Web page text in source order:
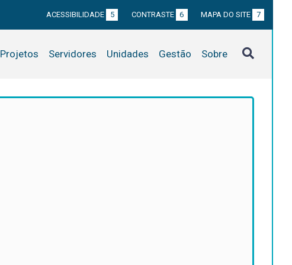
ACESSIBILIDADE 5 CONTRASTE 6 MAPA DO SITE 7
Projetos Servidores Unidades Gestão Sobre